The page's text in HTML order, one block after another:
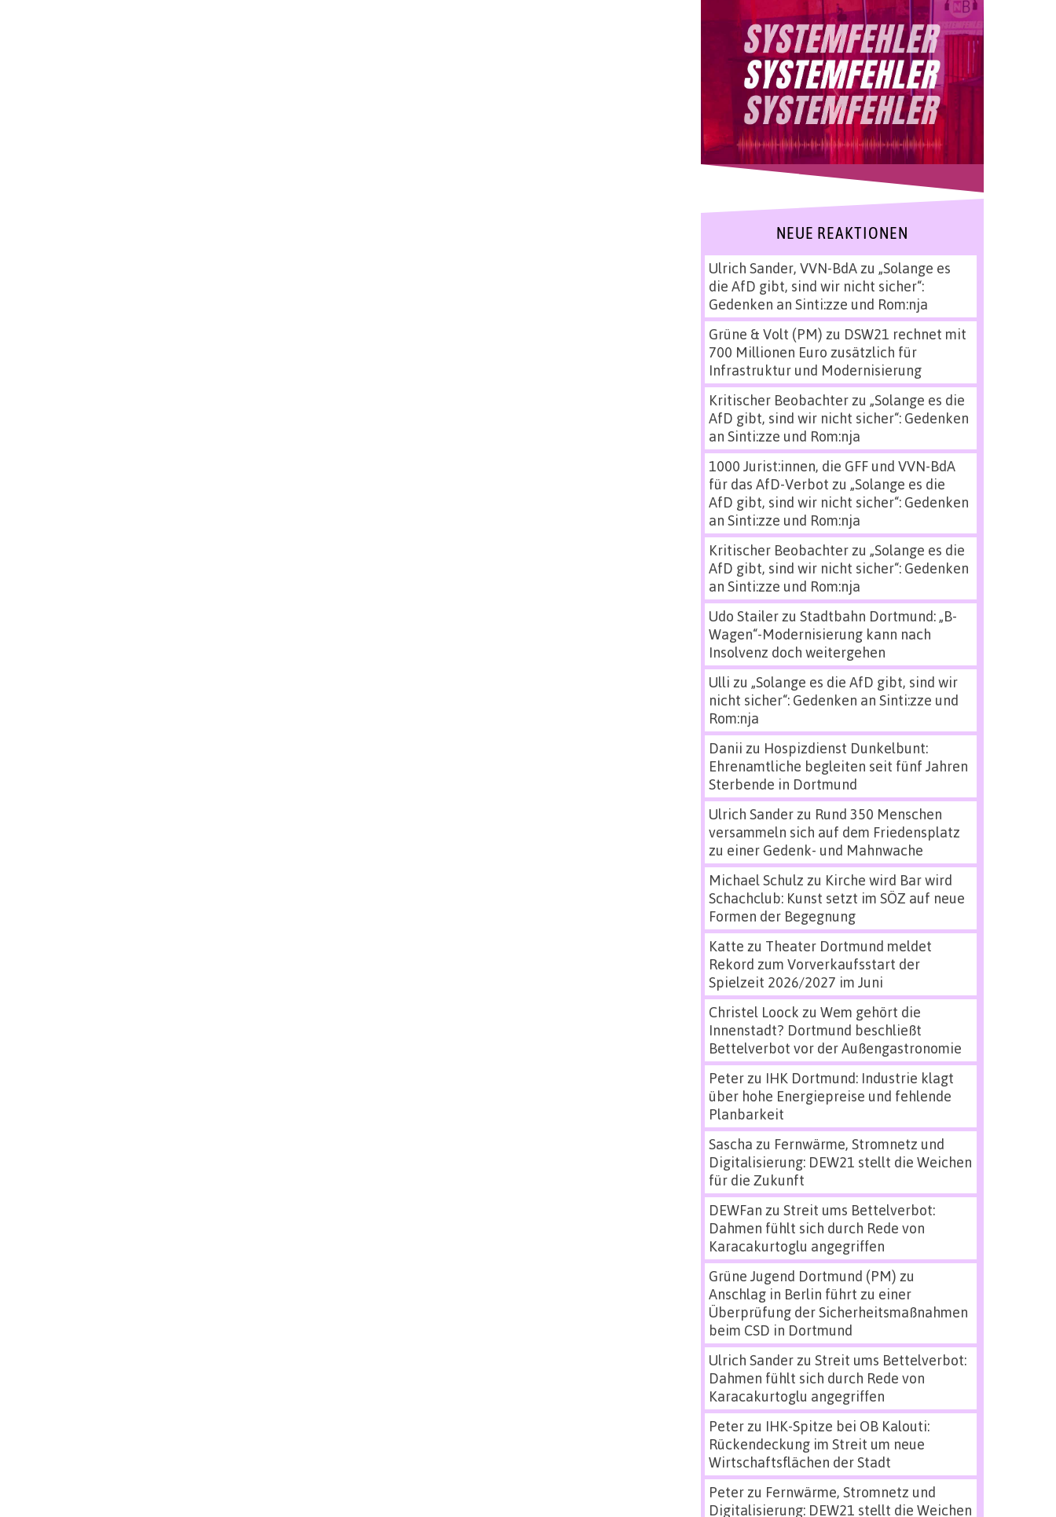
NEUE REAKTIONEN
Ulrich Sander, VVN-BdAzu „Solange es
die AfD gibt, sind wir nicht sicher“:
Gedenken an Sinti:zze und Rom:nja
Grüne & Volt (PM) zu DSW21 rechnet mit
700 Millionen Euro zusätzlich für
Infrastruktur und Modernisierung
Kritischer Beobachterzu „Solange es die
AfD gibt, sind wir nicht sicher“: Gedenken
an Sinti:zze und Rom:nja
1000 Jurist:innen, die GFF und VVN-BdA
für das AfD-Verbot zu „Solange es die
AfD gibt, sind wir nicht sicher“: Gedenken
an Sinti:zze und Rom:nja
Kritischer Beobachterzu „Solange es die
AfD gibt, sind wir nicht sicher“: Gedenken
an Sinti:zze und Rom:nja
Udo Stailerzu Stadtbahn Dortmund: „B-
Wagen“-Modernisierung kann nach
Insolvenz doch weitergehen
Ulli zu „Solange es die AfD gibt, sind wir
nicht sicher“: Gedenken an Sinti:zze und
Rom:nja
Danii zu Hospizdienst Dunkelbunt:
Ehrenamtliche begleiten seit fünf Jahren
Sterbende in Dortmund
Ulrich Sanderzu Rund 350 Menschen
versammeln sich auf dem Friedensplatz
zu einer Gedenk- und Mahnwache
Michael Schulz zu Kirche wird Bar wird
Schachclub: Kunst setzt im SÖZ auf neue
Formen der Begegnung
Katte zu Theater Dortmund meldet
Rekord zum Vorverkaufsstart der
Spielzeit 2026/2027 im Juni
Christel Loock zu Wem gehört die
Innenstadt? Dortmund beschließt
Bettelverbot vor der Außengastronomie
Peterzu IHK Dortmund: Industrie klagt
über hohe Energiepreise und fehlende
Planbarkeit
Sascha zu Fernwärme, Stromnetz und
Digitalisierung: DEW21 stellt die Weichen
für die Zukunft
DEWFan zu Streit ums Bettelverbot:
Dahmen fühlt sich durch Rede von
Karacakurtoglu angegriffen
Grüne Jugend Dortmund (PM) zu
Anschlag in Berlin führt zu einer
Überprüfung der Sicherheitsmaßnahmen
beim CSD in Dortmund
Ulrich Sanderzu Streit ums Bettelverbot:
Dahmen fühlt sich durch Rede von
Karacakurtoglu angegriffen
Peterzu IHK-Spitze bei OB Kalouti:
Rückendeckung im Streit um neue
Wirtschaftsflächen der Stadt
Peterzu Fernwärme, Stromnetz und
Digitalisierung: DEW21 stellt die Weichen